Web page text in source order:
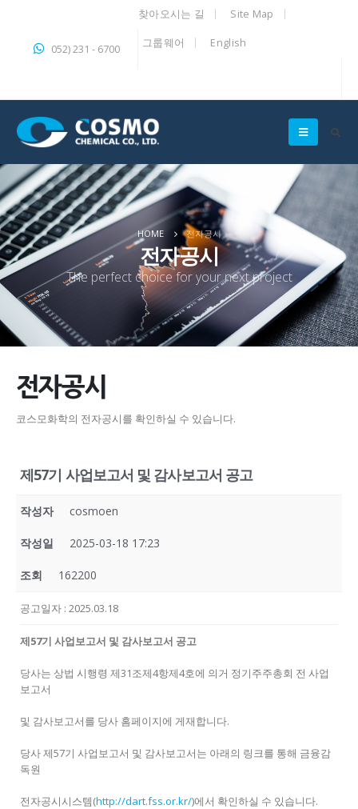
052) 231 - 6700
찾아오시는 길 Site Map
그룹웨어 English
HOME 전자공시
전자공시
The perfect choice for your next project
전자공시
코스모화학의 전자공시를 확인하실 수 있습니다.
제57기 사업보고서 및 감사보고서 공고
작성자 cosmoen
작성일 2025-03-18 17:23
조회 162200
공고일자 : 2025.03.18
제57기 사업보고서 및 감사보고서 공고
당사는 상법 시행령 제31조제4항제4호에 의거 정기주주총회 전 사업
보고서
및 감사보고서를 당사 홈페이지에 게재합니다.
당사 제57기 사업보고서 및 감사보고서는 아래의 링크를 통해 금융감
독원
전자공시시스템(http://dart.fss.or.kr/)에서 확인하실 수 있습니다.